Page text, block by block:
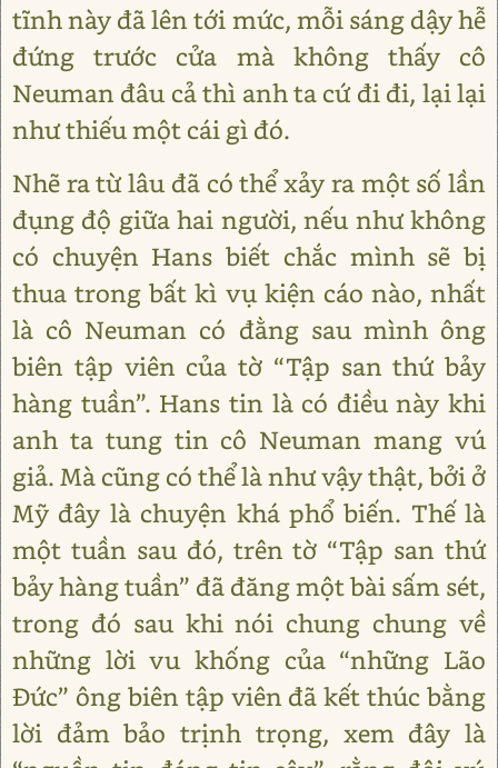
tĩnh này đã lên tới mức, mỗi sáng dậy hễ
đứng trước cửa mà không thấy cô
Neuman đâu cả thì anh ta cứ đi đi, lại lại
như thiếu một cái gì đó.
Nhẽ ra từ lâu đã có thể xảy ra một số lần
đụng độ giữa hai người, nếu như không
có chuyện Hans biết chắc mình sẽ bị
thua trong bất kì vụ kiện cáo nào, nhất
là cô Neuman có đằng sau mình ông
biên tập viên của tờ “Tập san thứ bảy
hàng tuần”. Hans tin là có điều này khi
anh ta tung tin cô Neuman mang vú
giả. Mà cũng có thể là như vậy thật, bởi ở
Mỹ đây là chuyện khá phổ biến. Thế là
một tuần sau đó, trên tờ “Tập san thứ
bảy hàng tuần” đã đăng một bài sấm sét,
trong đó sau khi nói chung chung về
những lời vu khống của “những Lão
Đức” ông biên tập viên đã kết thúc bằng
lời đảm bảo trịnh trọng, xem đây là